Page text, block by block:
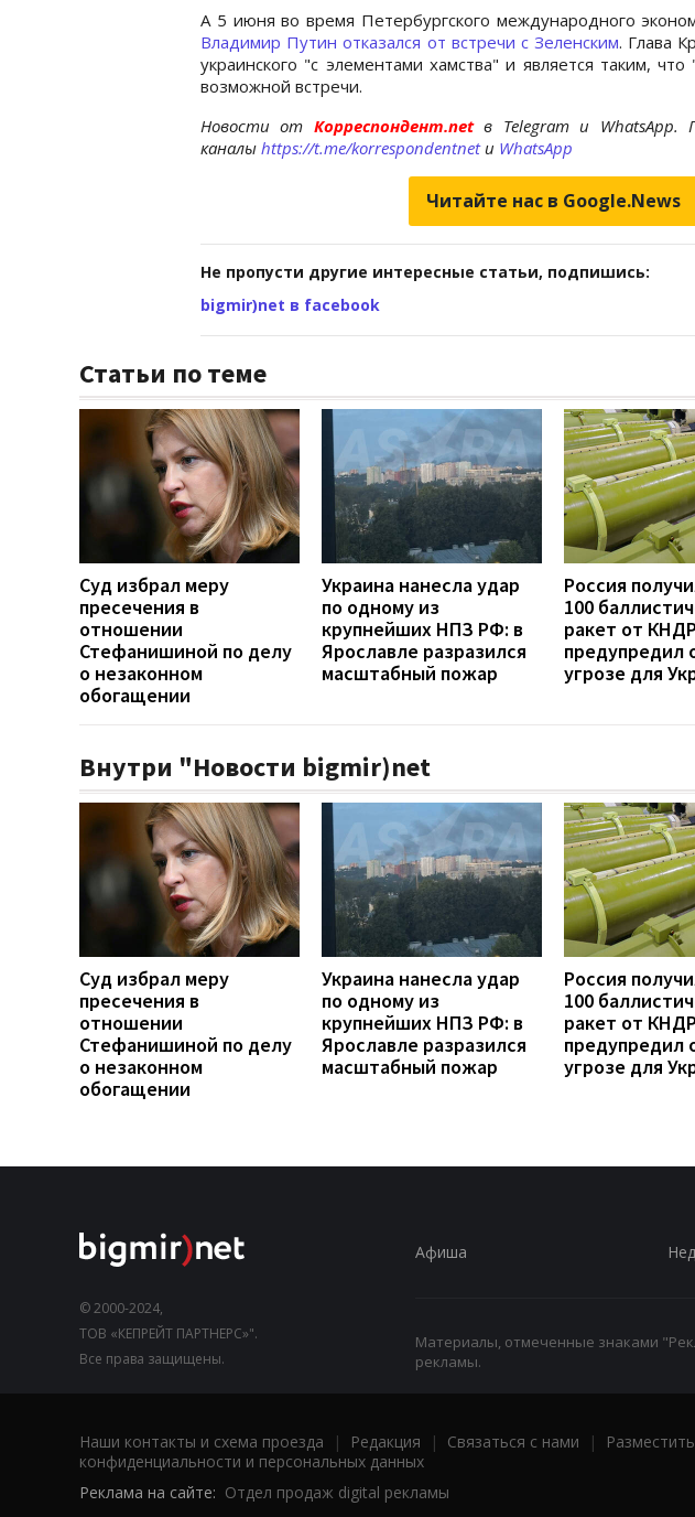
А 5 июня во время Петербургского международного
Владимир Путин отказался от встречи с Зеленским. Глава
украинского "с элементами хамства" и является таким, что
возможной встречи.
Новости от Корреспондент.netв Telegram и WhatsApp.
каналы https://t.me/korrespondentnetи WhatsApp
Читайте нас в Google.News
Не пропусти другие интересные статьи, подпишись:
bigmir)net в facebook
Статьи по теме
Суд избрал меру
пресечения в
отношении
Стефанишиной по делу
о незаконном
обогащении
Украина нанесла удар
по одному из
крупнейших НПЗ РФ: в
Ярославле разразился
масштабный пожар
Россия
100
ракет от
предупредил
угрозе для
Внутри "Новости bigmir)net
Суд избрал меру
пресечения в
отношении
Стефанишиной по делу
о незаконном
обогащении
Украина нанесла удар
по одному из
крупнейших НПЗ РФ: в
Ярославле разразился
масштабный пожар
Россия
100
ракет от
предупредил
угрозе для
© 2000-2024,
ТОВ «КЕПРЕЙТ ПАРТНЕРС»".
Все права защищены.
Афиша
Материалы, отмеченные знаками
рекламы.
Наши контакты и схема проезда | Редакция | Связаться с нами |
конфиденциальности и персональных данных
Реклама на сайте: Отдел продаж digital рекламы